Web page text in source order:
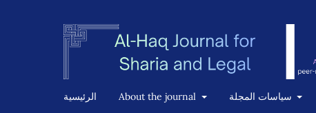
الرئيسية About the journal